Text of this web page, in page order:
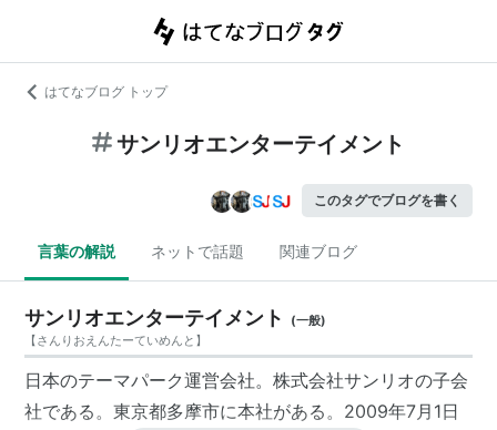
はてなブログ トップ
サンリオエンターテイメント
このタグでブログを書く
言葉の解説 ネットで話題 関連ブログ
サンリオエンターテイメント (一般)
【さんりおえんたーていめんと 】
日本のテーマパーク運営会社。株式会社サンリオの子会
社である。東京都多摩市に本社がある。2009年7月1日